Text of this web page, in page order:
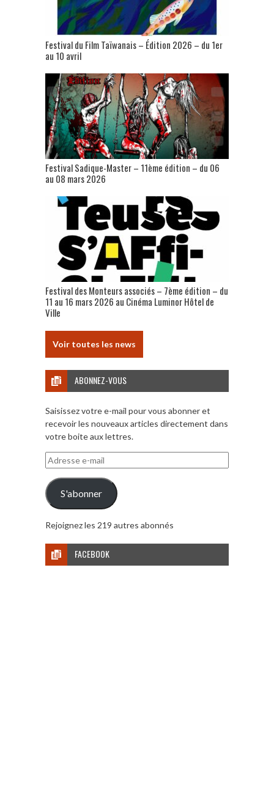
Festival du Film Taïwanais – Édition 2026 – du 1er
au 10 avril
Festival Sadique-Master – 11ème édition – du 06
au 08 mars 2026
Festival des Monteurs associés – 7ème édition – du
11 au 16 mars 2026 au Cinéma Luminor Hôtel de
Ville
Voir toutes les news
ABONNEZ-VOUS
Saisissez votre e-mail pour vous abonner et
recevoir les nouveaux articles directement dans
votre boite aux lettres.
Adresse
e-
mail
S'abonner
Rejoignez les 219 autres abonnés
FACEBOOK